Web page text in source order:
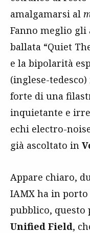
amalgamarsi al
Fanno meglio
ballata “Quiet
e la bipolarità
(inglese-
forte di una
inquietante e
echi electro-
già ascoltato in
Appare chiaro,
IAMX ha in
pubblico, questo
Unified Field,